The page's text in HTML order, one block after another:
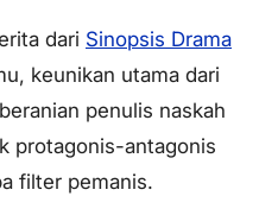
dari Sinopsis Drama
keunikan utama dari
penulis naskah
protagonis-antagonis
filter pemanis.